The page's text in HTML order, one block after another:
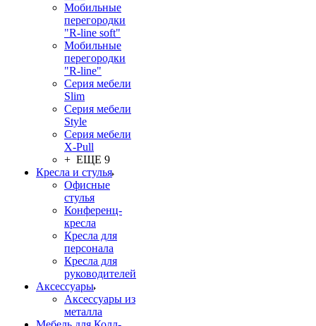
Мобильные
перегородки
"R-line soft"
Мобильные
перегородки
"R-line"
Серия мебели
Slim
Серия мебели
Style
Серия мебели
X-Pull
+ ЕЩЕ 9
Кресла и стулья
Офисные
стулья
Конференц-
кресла
Кресла для
персонала
Кресла для
руководителей
Аксессуары
Аксессуары из
металла